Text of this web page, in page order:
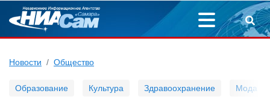
Новости Общество
Образование Культура Здравоохранение Мода